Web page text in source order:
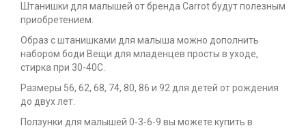
Штанишки для малышей от бренда Carrot будут полезным
приобретением.
Образ с штанишками для малыша можно дополнить
набором боди Вещи для младенцев просты в уходе,
стирка при 30-40С.
Размеры 56, 62, 68, 74, 80, 86 и 92 для детей от рождения
до двух лет.
Ползунки для малышей 0-3-6-9 вы можете купить в